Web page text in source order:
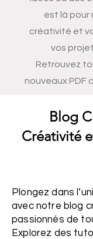
est là pour
créativité et
vos
Retrouvez
nouveaux PDF
Blog
Créativité
Plongez dans
avec notre blog
passionnés de
Explorez des